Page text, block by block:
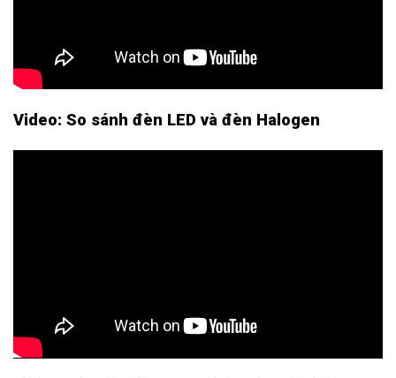
Video: So sánh đèn LED và đèn Halogen